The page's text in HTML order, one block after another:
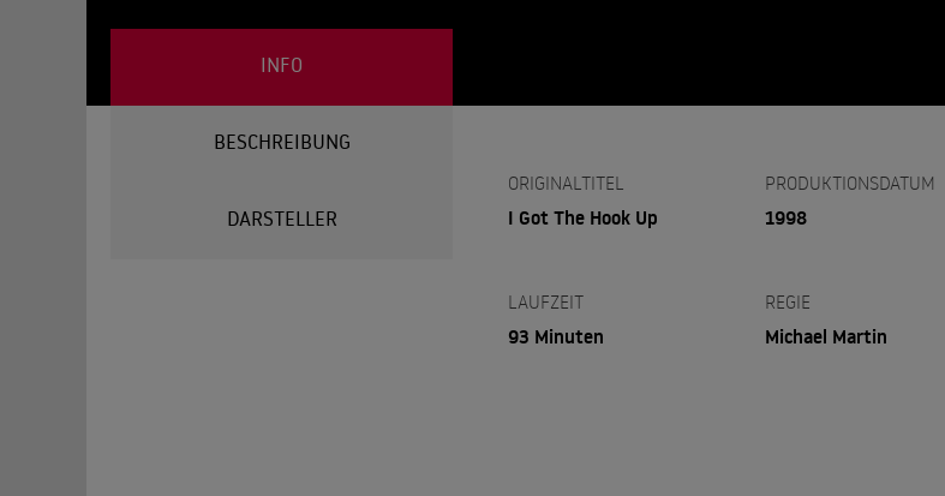
INFO
BESCHREIBUNG
DARSTELLER
ORIGINALTITEL
I Got The Hook Up
PRODUKTIONSDATUM
1998
LAUFZEIT
93 Minuten
REGIE
Michael Martin